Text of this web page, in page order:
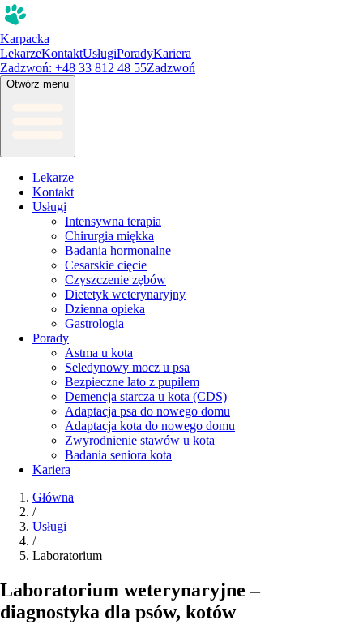
Karpacka
LekarzeKontaktUsługiPoradyKariera
Zadzwoń: +48 33 812 48 55Zadzwoń
Otwórz menu
Lekarze
Kontakt
Usługi
Intensywna terapia
Chirurgia miękka
Badania hormonalne
Cesarskie cięcie
Czyszczenie zębów
Dietetyk weterynaryjny
Dzienna opieka
Gastrologia
Porady
Astma u kota
Seledynowy mocz u psa
Bezpieczne lato z pupilem
Demencja starcza u kota (CDS)
Adaptacja psa do nowego domu
Adaptacja kota do nowego domu
Zwyrodnienie stawów u kota
Badania seniora kota
Kariera
Główna
/
Usługi
/
Laboratorium
Laboratorium weterynaryjne –
diagnostyka dla psów, kotów